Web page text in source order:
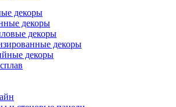
декоры
декоры
декоры
декоры
декоры